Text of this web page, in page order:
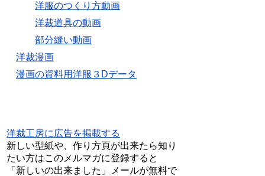
洋服のつくり方動画
洋裁道具の動画
部分縫い動画
洋裁漫画
漫画の資料用洋服３Dデータ
洋裁工房に広告を掲載する
新しい型紙や、作り方頁が出来たら知り
たい方はこのメルマガに登録すると
「新しいの出来ました」メールが無料で